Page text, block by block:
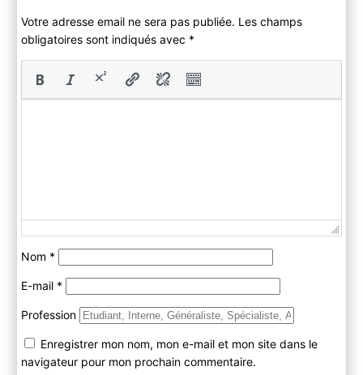
Votre adresse email ne sera pas publiée. Les champs
obligatoires sont indiqués avec *
Nom *
E-mail *
Profession
Enregistrer mon nom, mon e-mail et mon site dans le
navigateur pour mon prochain commentaire.